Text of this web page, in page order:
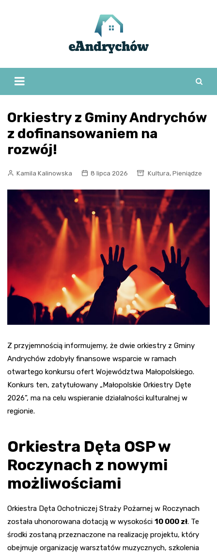
Orkiestry z Gminy Andrychów
z dofinansowaniem na
rozwój!
Kamila Kalinowska 8 lipca 2026 Kultura, Pieniądze
Z przyjemnością informujemy, że dwie orkiestry z Gminy
Andrychów zdobyły finansowe wsparcie w ramach
otwartego konkursu ofert Województwa Małopolskiego.
Konkurs ten, zatytułowany „Małopolskie Orkiestry Dęte
2026”, ma na celu wspieranie działalności kulturalnej w
regionie.
Orkiestra Dęta OSP w
Roczynach z nowymi
możliwościami
Orkiestra Dęta Ochotniczej Straży Pożarnej w Roczynach
została uhonorowana dotacją w wysokości 10 000 zł. Te
środki zostaną przeznaczone na realizację projektu, który
obejmuje organizację warsztatów muzycznych, szkolenia